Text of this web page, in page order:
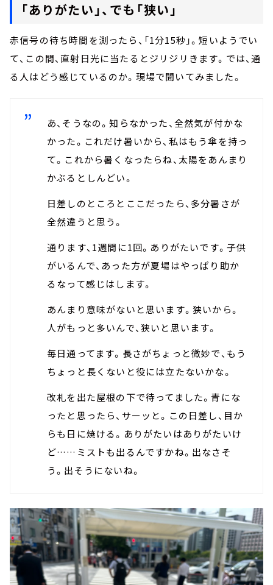
「ありがたい」、でも「狭い」
赤信号の待ち時間を測ったら、「1分15秒」。短いようでい
て、この間、直射日光に当たるとジリジリきます。では、通
る人はどう感じているのか。現場で聞いてみました。
あ、そうなの。知らなかった、全然気が付かな
かった。これだけ暑いから、私はもう傘を持っ
て。これから暑くなったらね、太陽をあんまり
かぶるとしんどい。
日差しのところとここだったら、多分暑さが
全然違うと思う。
通ります、1週間に1回。ありがたいです。子供
がいるんで、あった方が夏場はやっぱり助か
るなって感じはします。
あんまり意味がないと思います。狭いから。
人がもっと多いんで、狭いと思います。
毎日通ってます。長さがちょっと微妙で、もう
ちょっと長くないと役には立たないかな。
改札を出た屋根の下で待ってました。青にな
ったと思ったら、サーッと。この日差し、目か
らも日に焼ける。ありがたいはありがたいけ
ど……ミストも出るんですかね。出なさそ
う。出そうにないね。